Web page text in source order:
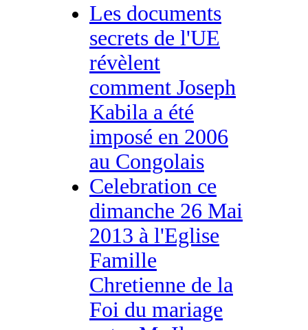
Les documents
secrets de l'UE
révèlent
comment Joseph
Kabila a été
imposé en 2006
au Congolais
Celebration ce
dimanche 26 Mai
2013 à l'Eglise
Famille
Chretienne de la
Foi du mariage